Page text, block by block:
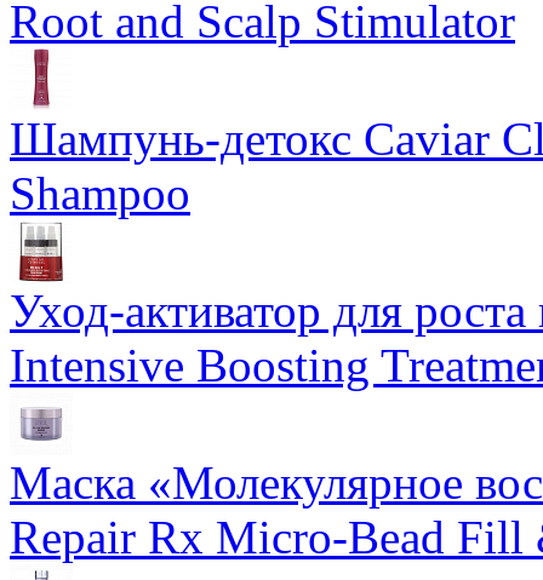
Root and Scalp Stimulator
Шампунь-детокс Caviar
Shampoo
Уход-активатор для
Intensive Boosting
Маска «Молекулярное
Repair Rx Micro-Bead Fill